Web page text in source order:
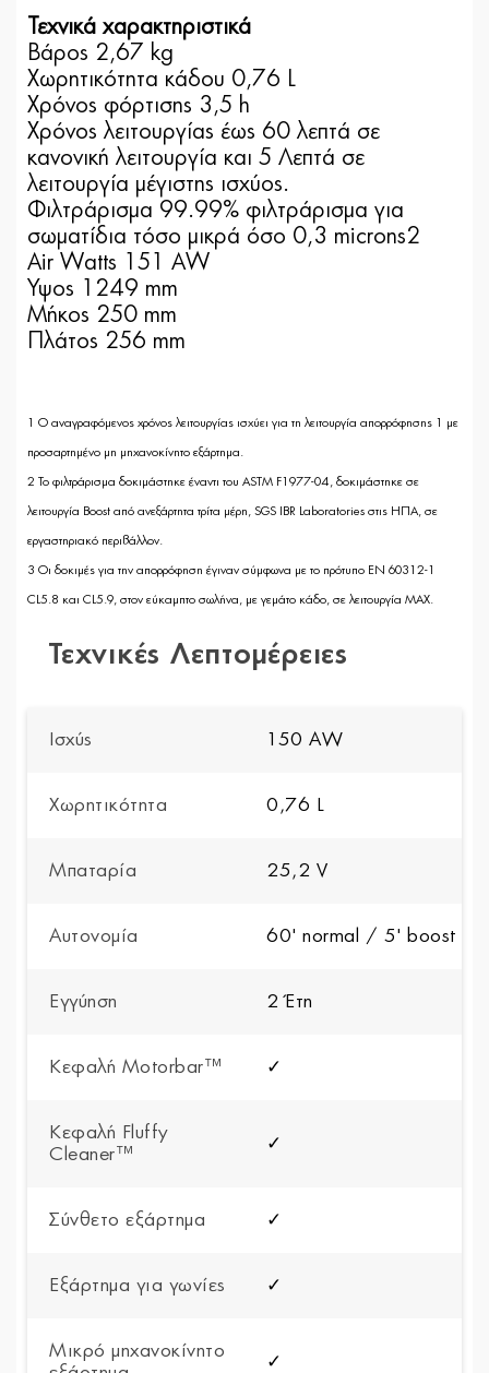
Τεχνικά χαρακτηριστικά
Βάρος 2,67 kg
Χωρητικότητα κάδου 0,76 L
Χρόνος φόρτισης 3,5 h
Χρόνος λειτουργίας έως 60 λεπτά σε
κανονική λειτουργία και 5 Λεπτά σε
λειτουργία μέγιστης ισχύος.
Φιλτράρισμα 99.99% φιλτράρισμα για
σωματίδια τόσο μικρά όσο 0,3 microns2
Air Watts 151 AW
Ύψος 1249 mm
Μήκος 250 mm
Πλάτος 256 mm
1 Ο αναγραφόμενος χρόνος λειτουργίας ισχύει για τη λειτουργία απορρόφησης 1 με
προσαρτημένο μη μηχανοκίνητο εξάρτημα.
2 Το φιλτράρισμα δοκιμάστηκε έναντι του ASTM F1977-04, δοκιμάστηκε σε
λειτουργία Boost από ανεξάρτητα τρίτα μέρη, SGS IBR Laboratories στις ΗΠΑ, σε
εργαστηριακό περιβάλλον.
3 Οι δοκιμές για την απορρόφηση έγιναν σύμφωνα με το πρότυπο EN 60312-1
CL5.8 και CL5.9, στον εύκαμπτο σωλήνα, με γεμάτο κάδο, σε λειτουργία MAX.
Τεχνικές Λεπτομέρειες
Ισχύς 150 AW
Χωρητικότητα 0,76 L
Μπαταρία 25,2 V
Αυτονομία 60' normal / 5' boost
Εγγύηση 2 Έτη
Κεφαλή Motorbar™ ✓
Κεφαλή Fluffy
Cleaner™
✓
Σύνθετο εξάρτημα ✓
Εξάρτημα για γωνίες ✓
Μικρό μηχανοκίνητο
✓